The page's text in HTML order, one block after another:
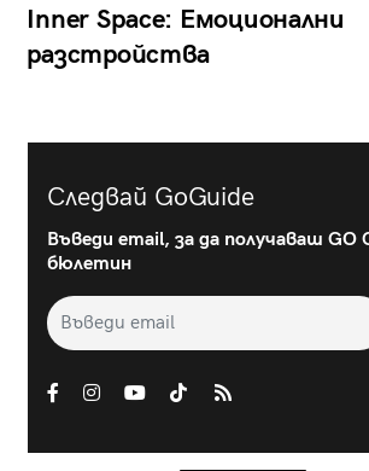
Inner Space: Емоционални
разстройства
Следвай GoGuide
Въведи email, за да получаваш GO
бюлетин